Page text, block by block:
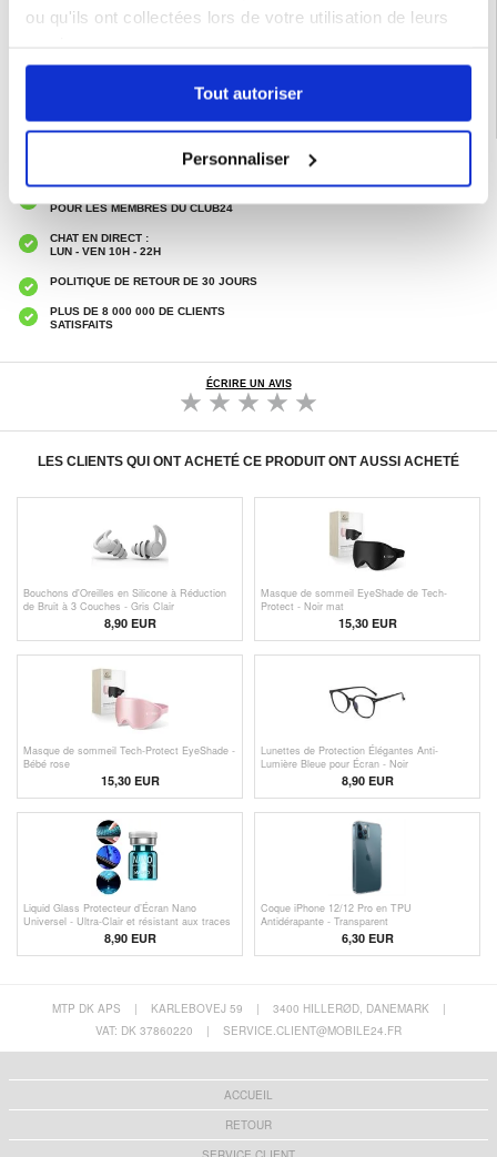
ou qu'ils ont collectées lors de votre utilisation de leurs
Tout autoriser
Personnaliser
POUR LES MEMBRES DU CLUB24
CHAT EN DIRECT :
LUN - VEN 10H - 22H
POLITIQUE DE RETOUR DE 30 JOURS
PLUS DE 8 000 000 DE CLIENTS
SATISFAITS
ÉCRIRE UN AVIS
LES CLIENTS QUI ONT ACHETÉ CE PRODUIT ONT AUSSI ACHETÉ
Bouchons d'Oreilles en Silicone à Réduction
de Bruit à 3 Couches - Gris Clair
8,90 EUR
Masque de sommeil EyeShade de Tech-
Protect - Noir mat
15,30 EUR
Masque de sommeil Tech-Protect EyeShade -
Bébé rose
15,30 EUR
Lunettes de Protection Élégantes Anti-
Lumière Bleue pour Écran - Noir
8,90 EUR
Liquid Glass Protecteur d’Écran Nano
Universel - Ultra-Clair et résistant aux traces
8,90 EUR
Coque iPhone 12/12 Pro en TPU
Antidérapante - Transparent
6,30 EUR
MTP DK APS | KARLEBOVEJ 59 | 3400 HILLERØD, DANEMARK
|
VAT: DK 37860220
| SERVICE.CLIENT@MOBILE24.FR
ACCUEIL
RETOUR